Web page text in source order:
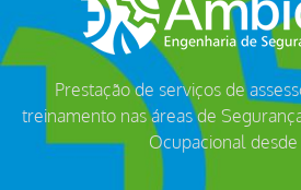
Prestação de serviços de
treinamento nas áreas de
Ocupacional desde